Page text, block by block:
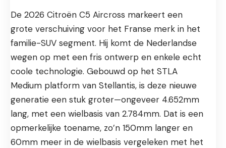
De 2026 Citroën C5 Aircross markeert een
grote verschuiving voor het Franse merk in het
familie-SUV segment. Hij komt de Nederlandse
wegen op met een fris ontwerp en enkele echt
coole technologie. Gebouwd op het STLA
Medium platform van Stellantis, is deze nieuwe
generatie een stuk groter—ongeveer 4.652mm
lang, met een wielbasis van 2.784mm. Dat is een
opmerkelijke toename, zo’n 150mm langer en
60mm meer in de wielbasis vergeleken met het